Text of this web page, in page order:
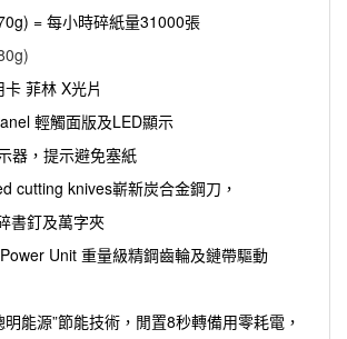
= 每小時碎紙量31000張
菲林 X光片
輕觸面版及LED顯示
器，提示避免塞紙
cutting knives嶄新炭合金鋼刀，
書釘及萬字夾
Unit 重量級精鋼齒輪及鏈帶驅動
能源”節能技術，閒置8秒轉備用零耗電，